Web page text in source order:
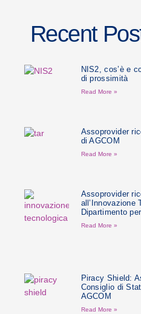
Recent
NIS2, cos’è e
di prossimità
Read More »
Assoprovider
di AGCOM
Read More »
Assoprovider
all’Innovazione
Dipartimento
Read More »
Piracy Shield:
Consiglio di
AGCOM
Read More »